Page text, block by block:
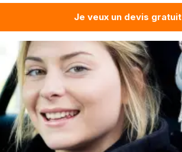
Je veux un devis gratuit